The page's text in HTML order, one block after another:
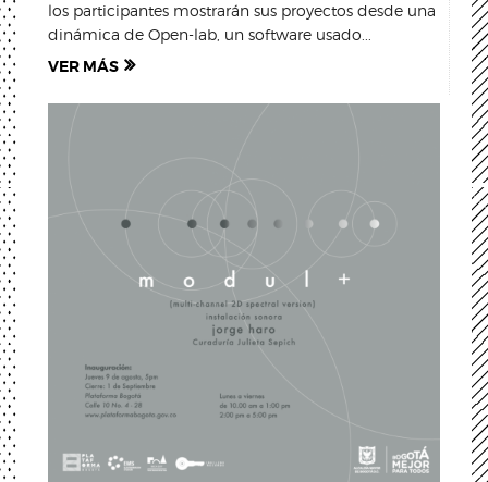
los participantes mostrarán sus proyectos desde una
dinámica de Open-lab, un software usado...
VER MÁS